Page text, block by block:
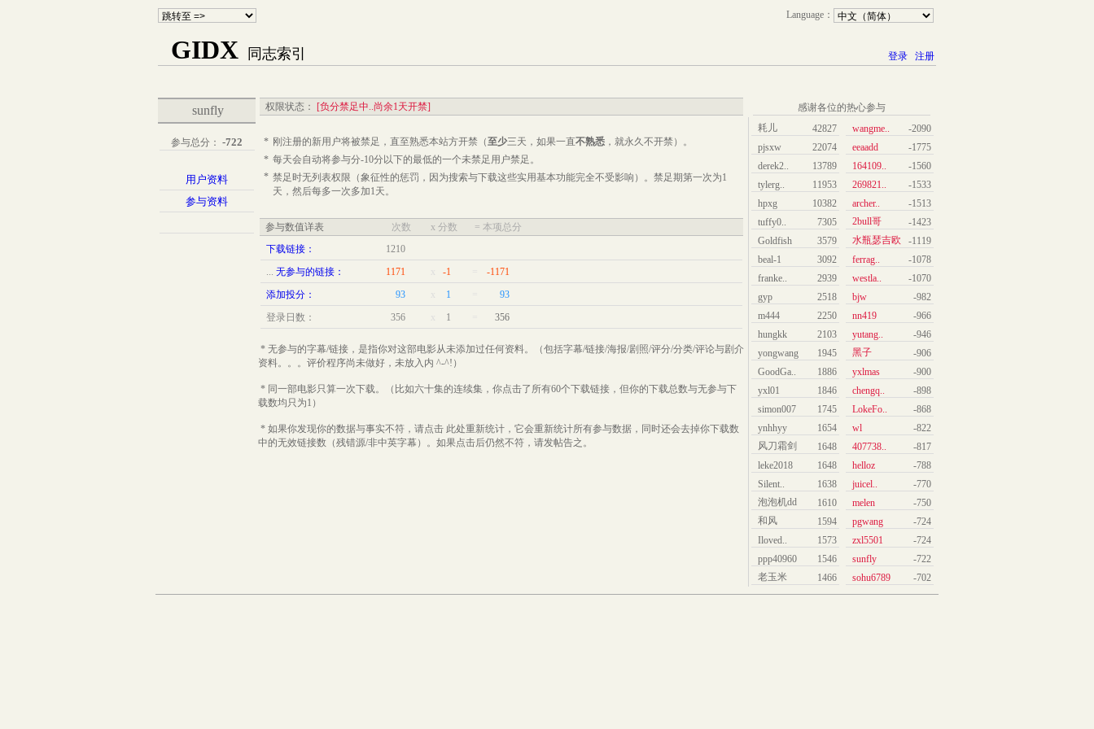
Language：
GIDX 同志索引 登录 注册
sunfly
参与总分： -722
用户资料
参与资料
权限状态： [负分禁足中..尚余1天开禁]
* 刚注册的新用户将被禁足，直至熟悉本站方开禁（至少三天，如果一直不熟悉 ，就永久不开禁）。
* 每天会自动将参与分-10分以下的最低的一个未禁足用户禁足。
* 禁足时无列表权限（象征性的惩罚，因为搜索与下载这些实用基本功能完全不受影响）。禁足期第一次为1
天，然后每多一次多加1天。
参与数值详表 次数 x 分数
= 本项总分
下载链接：
1210
... 无参与的链接： 1171 x -1
-1171
添加投分：
93 x 1
93
登录日数：
356 x 1 356
* 无参与的字幕/链接，是指你对这部电影从未添加过任何资料。（包括字幕/链接/海报/剧照/评分/分类/评论与剧介
资料。。。评价程序尚未做好，未放入内 ^-^!）
* 同一部电影只算一次下载。（比如六十集的连续集，你点击了所有60个下载链接，但你的下载总数与无参与下
载数均只为1）
* 如果你发现你的数据与事实不符，请点击 此处重新统计，它会重新统计所有参与数据，同时还会去掉你下载数
中的无效链接数（残错源/非中英字幕）。如果点击后仍然不符，请发帖告之。
感谢各位的热心参与
耗儿
42827
pjsxw
22074
derek2..
13789
tylerg..
11953
hpxg
10382
tuffy0..
7305
Goldfish
3579
beal-1
3092
franke..
2939
gyp
2518
m444
2250
hungkk
2103
yongwang
1945
GoodGa..
1886
yxl01
1846
simon007
1745
ynhhyy
1654
风刀霜剑
1648
leke2018
1648
Silent..
1638
泡泡机dd
1610
和风
1594
Iloved..
1573
ppp40960
1546
老玉米
1466
wangme..
-2090
eeaadd
-1775
164109..
-1560
269821..
-1533
archer..
-1513
2bull哥
-1423
水瓶瑟吉欧
-1119
ferrag..
-1078
westla..
-1070
bjw
-982
nn419
-966
yutang..
-946
黑子
-906
yxlmas
-900
chengq..
-898
LokeFo..
-868
wl
-822
407738..
-817
helloz
-788
juicel..
-770
melen
-750
pgwang
-724
zxl5501
-724
sunfly
-722
sohu6789
-702